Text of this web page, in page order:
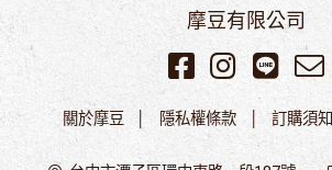
摩豆有限公司
關於摩豆 隱私權條款 訂購須知